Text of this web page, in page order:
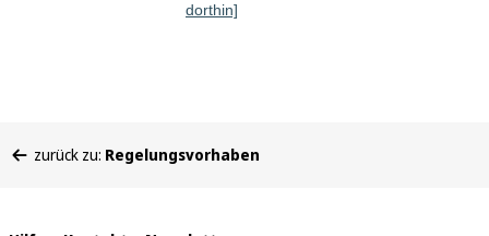
dorthin]
befinden
zurück zu: Regelungsvorhaben